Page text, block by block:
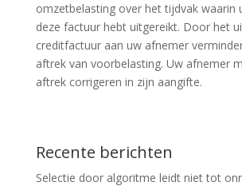
omzetbelasting over het tijdvak waarin
deze factuur hebt uitgereikt. Door het
creditfactuur aan uw afnemer
aftrek van voorbelasting. Uw afnemer
aftrek corrigeren in zijn aangifte.
Recente berichten
Selectie door algoritme leidt niet tot